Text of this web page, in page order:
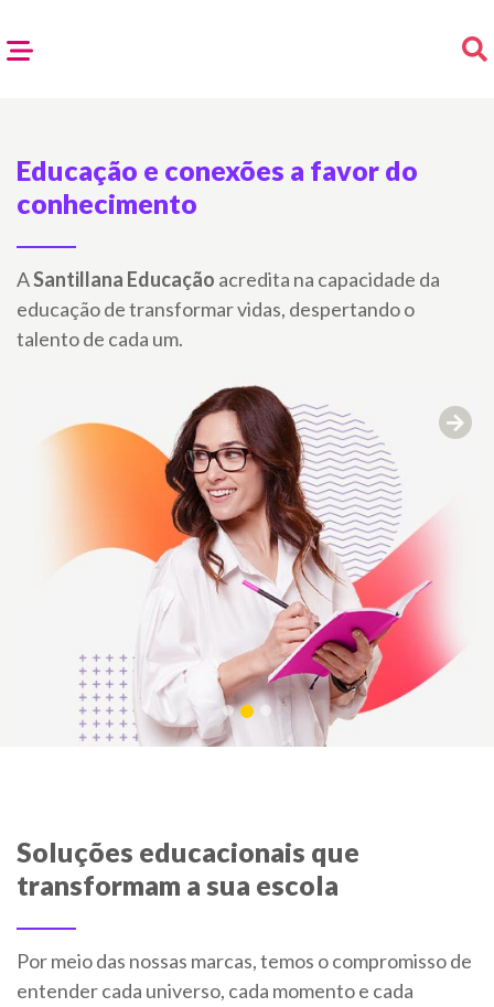
Educação e conexões a favor do
conhecimento
ASantillana Educação acredita na capacidade da
educação de transformar vidas, despertando o
talento de cada um.
Next
Soluções educacionais que
transformam a sua escola
Por meio das nossas marcas, temos o compromisso de
entender cada universo, cada momento e cada